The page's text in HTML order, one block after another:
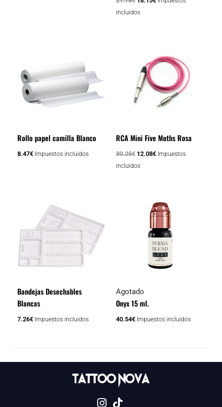
incluidos
Rollo papel camilla Blanco
8.47€ Impuestos incluidos
RCA Mini Five Moths Rosa
30.25€
original
era:
30.25€.
12.08€
actual
es:
Impuestos
incluidos
Bandejas Desechables
Blancas
7.26€ Impuestos incluidos
Agotado
Onyx 15 ml.
40.54€ Impuestos incluidos